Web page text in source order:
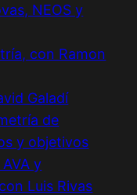
NEOS y
con Ramon
Galadí
de
y objetivos
y
Luis Rivas